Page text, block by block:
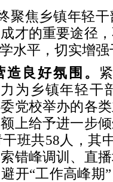
聚焦乡镇年轻
才的重要途径
水平，切实增
良好氛围。
为乡镇年轻干
党校举办的各
上给予进一步
班共58人，其
错峰调训、直
开“工作高峰期